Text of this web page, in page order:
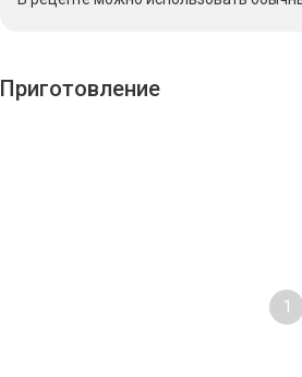
Приготовление
1